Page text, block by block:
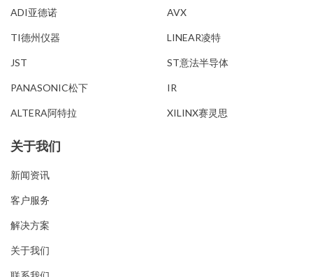
ADI亚德诺
TI德州仪器
JST
PANASONIC松下
ALTERA阿特拉
AVX
LINEAR凌特
ST意法半导体
IR
XILINX赛灵思
关于我们
新闻资讯
客户服务
解决方案
关于我们